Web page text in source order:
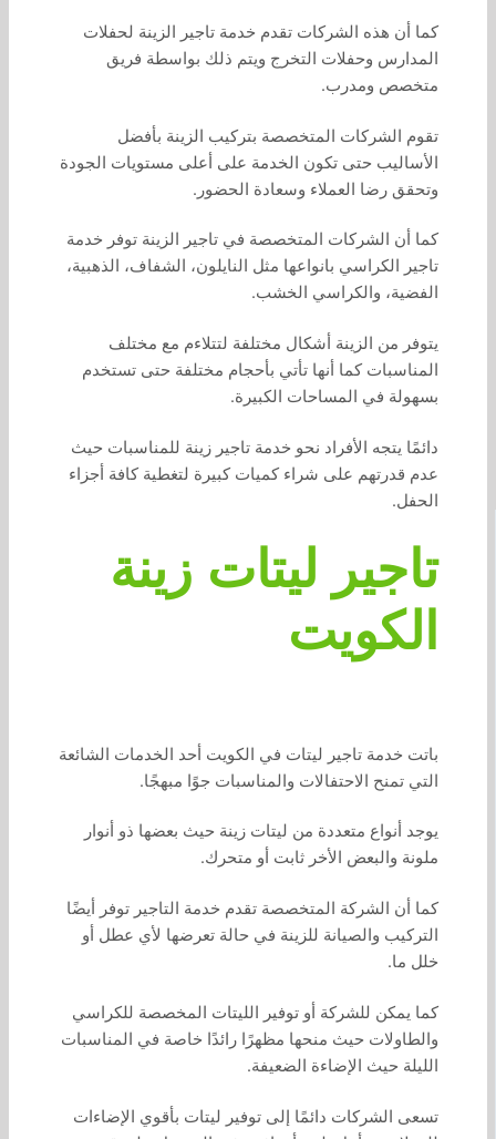
كما أن هذه الشركات تقدم خدمة تاجير الزينة لحفلات
المدارس وحفلات التخرج ويتم ذلك بواسطة فريق
متخصص ومدرب.
تقوم الشركات المتخصصة بتركيب الزينة بأفضل
الأساليب حتى تكون الخدمة على أعلى مستويات الجودة
وتحقق رضا العملاء وسعادة الحضور.
كما أن الشركات المتخصصة في تاجير الزينة توفر خدمة
تاجير الكراسي بانواعها مثل النايلون، الشفاف، الذهبية،
الفضية، والكراسي الخشب.
يتوفر من الزينة أشكال مختلفة لتتلاءم مع مختلف
المناسبات كما أنها تأتي بأحجام مختلفة حتى تستخدم
بسهولة في المساحات الكبيرة.
دائمًا يتجه الأفراد نحو خدمة تاجير زينة للمناسبات حيث
عدم قدرتهم على شراء كميات كبيرة لتغطية كافة أجزاء
الحفل.
تاجير ليتات زينة
الكويت
باتت خدمة تاجير ليتات في الكويت أحد الخدمات الشائعة
التي تمنح الاحتفالات والمناسبات جوًا مبهجًا.
يوجد أنواع متعددة من ليتات زينة حيث بعضها ذو أنوار
ملونة والبعض الأخر ثابت أو متحرك.
كما أن الشركة المتخصصة تقدم خدمة التاجير توفر أيضًا
التركيب والصيانة للزينة في حالة تعرضها لأي عطل أو
خلل ما.
كما يمكن للشركة أو توفير الليتات المخصصة للكراسي
والطاولات حيث منحها مظهرًا رائدًا خاصة في المناسبات
الليلة حيث الإضاءة الضعيفة.
تسعى الشركات دائمًا إلى توفير ليتات بأقوي الإضاءات